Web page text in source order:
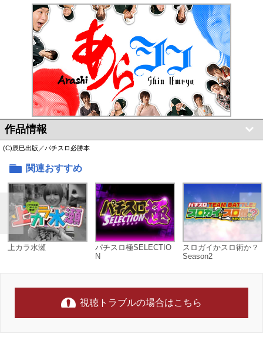
作品情報
(C)辰巳出版／パチスロ必勝本
関連おすすめ
上カラ水瀬
パチスロ極SELECTIO
N
スロガイかスロ術か？
Season2
視聴トラブルの場合はこちら